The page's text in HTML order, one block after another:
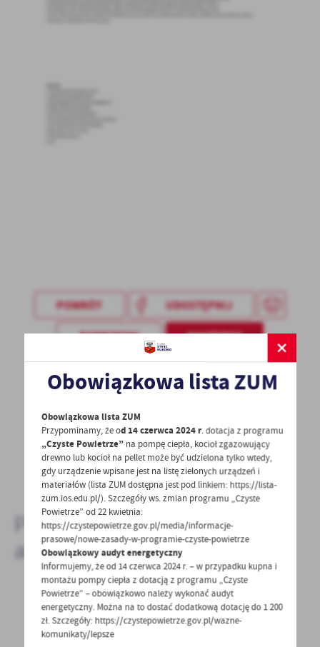
POWRÓT UDOSTĘPNIJ
POPRZEDNI NASTĘPNY
Spodobała Ci się informacja? Zostaw nam swoją opinię
- to dla Ciebie staramy się być najlepsi, a Twoje zdanie
bardzo nam w tym pomoże!
DODAJ KOMENTARZ
Pozostałe
aktualności
14 - 11 - 2023
Zobacz, gdzie uzyskasz darmową pomoc
Obowiązkowa lista ZUM
Obowiązkowa lista ZUM
Przypominamy, że od 14 czerwca 2024 r. dotacja z programu
„Czyste Powietrze” na pompę ciepła, kocioł zgazowujący
drewno lub kocioł na pellet może być udzielona tylko wtedy,
gdy urządzenie wpisane jest na listę zielonych urządzeń i
materiałów (lista ZUM dostępna jest pod linkiem: https://lista-
zum.ios.edu.pl/). Szczegóły ws. zmian programu „Czyste
Powietrze” od 22 kwietnia:
https://czystepowietrze.gov.pl/media/informacje-
prasowe/nowe-zasady-w-programie-czyste-powietrze
Obowiązkowy audyt energetyczny
Informujemy, że od 14 czerwca 2024 r. – w przypadku kupna i
montażu pompy ciepła z dotacją z programu „Czyste
Powietrze” – obowiązkowo należy wykonać audyt
energetyczny. Można na to dostać dodatkową dotację do 1 200
zł. Szczegóły: https://czystepowietrze.gov.pl/wazne-
komunikaty/lepsze